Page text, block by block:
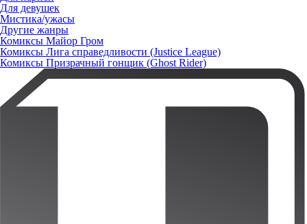
Для девушек
Мистика/ужасы
Другие жанры
Комиксы Майор Гром
Комиксы Лига справедливости (Justice League)
Комиксы Призрачный гонщик (Ghost Rider)